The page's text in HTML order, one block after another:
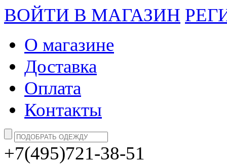
ВОЙТИ В МАГАЗИН
О магазине
Доставка
Оплата
Контакты
+7(495)721-38-51